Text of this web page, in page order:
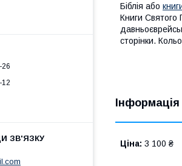
Біблія або
Книги Святого
сторінки.
Ціна: 3 100 ₴
26
12